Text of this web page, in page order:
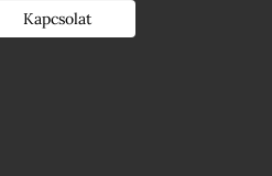
Kapcsolat